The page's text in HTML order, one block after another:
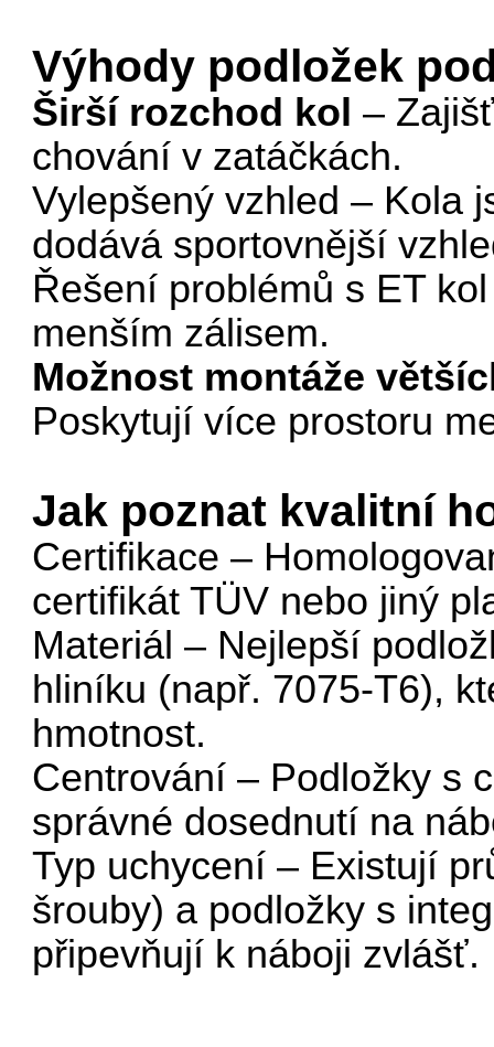
Výhody podložek
Širší rozchod kol –
chování v zatáčkách.
Vylepšený vzhled – Kola
dodává sportovnější
Řešení problémů s ET
menším zálisem.
Možnost montáže
Poskytují více prostoru
Jak poznat kvalitní
Certifikace –
certifikát TÜV nebo jiný
Materiál – Nejlepší
hliníku (např. 7075-T6),
hmotnost.
Centrování – Podložky s
správné dosednutí na
Typ uchycení – Existují
šrouby) a podložky s
připevňují k náboji zvlášť.